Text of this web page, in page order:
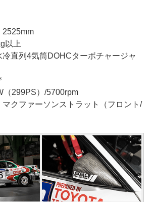
2525mm
以上
直列4気筒DOHCターボチャージャ
（299PS）/5700rpm
クファーソンストラット（フロント/